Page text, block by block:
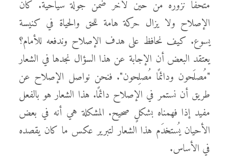
متحفًا نزوره من حين لآخر ضمن جولة سياحيَّة. كان
الإصلاح ولا يزال حركة هامة للحق والحياة في كنيسة
يسوع. كيف نحافظ على هدف الإصلاح وندفعه للأمام؟
يعتقد البعض أن الإجابة عن هذا السؤال نجدها في الشعار
"مُصلَحون ودائمًا مُصلِحون". فنحن نواصل الإصلاح عن
طريق أن نستمر في الإصلاح دائمًا. هذا الشعار هو بالفعل
مفيد إذا فهمناه بشكلٍ صحيح. المشكلة هي أنه في بعض
الأحيان يُستخدَم هذا الشعار لتبرير عكس ما كان يقصده
في الأساس.